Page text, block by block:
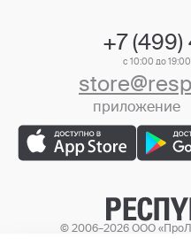
+7
с 10:00 до
приложение
© 2006–2026 ООО